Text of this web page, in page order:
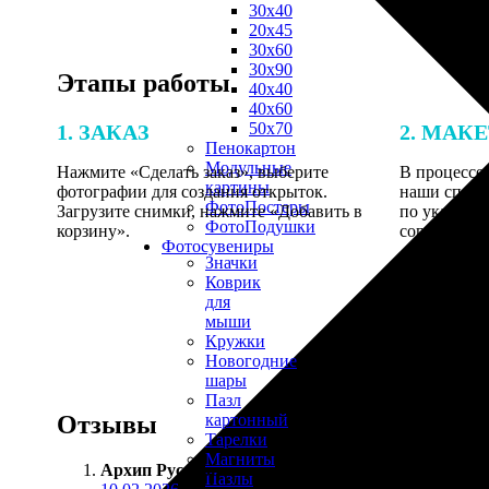
30х40
20х45
30х60
30х90
40х40
40х60
50х70
Пенокартон
Модульные
картины
ФотоПостеры
ФотоПодушки
Фотоcувениры
Значки
Коврик
для
мыши
Кружки
Новогодние
шары
Пазл
картонный
Тарелки
Магниты
Пазлы
Этапы работы
1. ЗАКАЗ
Нажмите «Сделать заказ», выберите
фотографии для создания открыток.
Загрузите снимки, нажмите «Добавить в
корзину».
2.
В процессе
наши
по
Отзывы
Архип Русаков :